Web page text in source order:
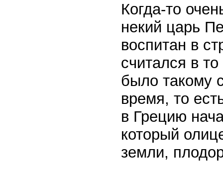
Когда-то
некий царь
воспитан в
считался в
было такому
время, то
в Грецию
который
земли,